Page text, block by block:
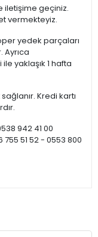
iletişime geçiniz.
vermekteyiz.
yedek parçaları
yaklaşık 1 hafta
Kredi kartı
942 41 00
755 51 52 - 0553 800